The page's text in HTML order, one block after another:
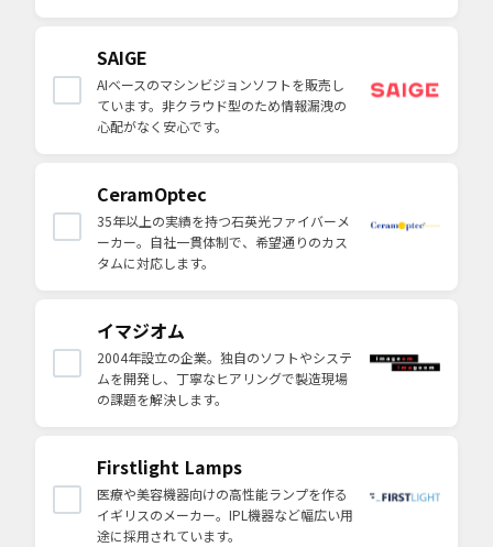
SAIGE
AIベースのマシンビジョンソフトを販売し
ています。非クラウド型のため情報漏洩の
心配がなく安心です。
CeramOptec
35年以上の実績を持つ石英光ファイバーメ
ーカー。自社一貫体制で、希望通りのカス
タムに対応します。
イマジオム
2004年設立の企業。独自のソフトやシステ
ムを開発し、丁寧なヒアリングで製造現場
の課題を解決します。
Firstlight Lamps
医療や美容機器向けの高性能ランプを作る
イギリスのメーカー。IPL機器など幅広い用
途に採用されています。